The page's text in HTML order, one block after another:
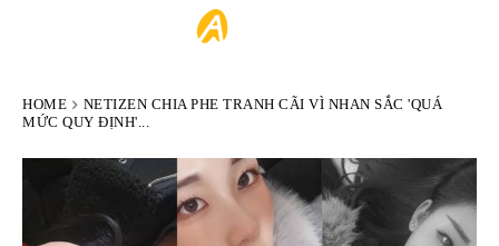
HOME
NETIZEN CHIA PHE TRANH CÃI VÌ NHAN SẮC 'QUÁ
MỨC QUY ĐỊNH'...